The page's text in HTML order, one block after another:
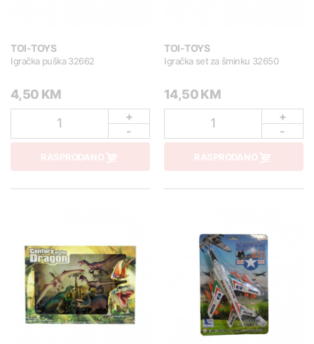
TOI-TOYS
Igračka puška 32662
4,50 KM
1
+
-
RASPRODANO
TOI-TOYS
Igračka set za šminku 32650
14,50 KM
1
+
-
RASPRODANO